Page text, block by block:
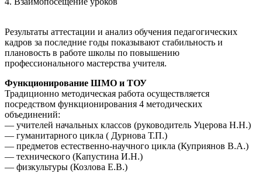
Результаты аттестации и анализ обучения педагогических
кадров за последние годы показывают стабильность и
плановость в работе школы по повышению
профессионального мастерства учителя.
Функционирование ШМО и ТОУ
Традиционно методическая работа осуществляется
посредством функционирования 4 методических
объединений:
— учителей начальных классов (руководитель Уцерова Н.Н.)
— гуманитарного цикла ( Дурнова Т.П.)
— предметов естественно-научного цикла (Куприянов В.А.)
— технического (Капустина И.Н.)
— физкультуры (Козлова Е.В.)